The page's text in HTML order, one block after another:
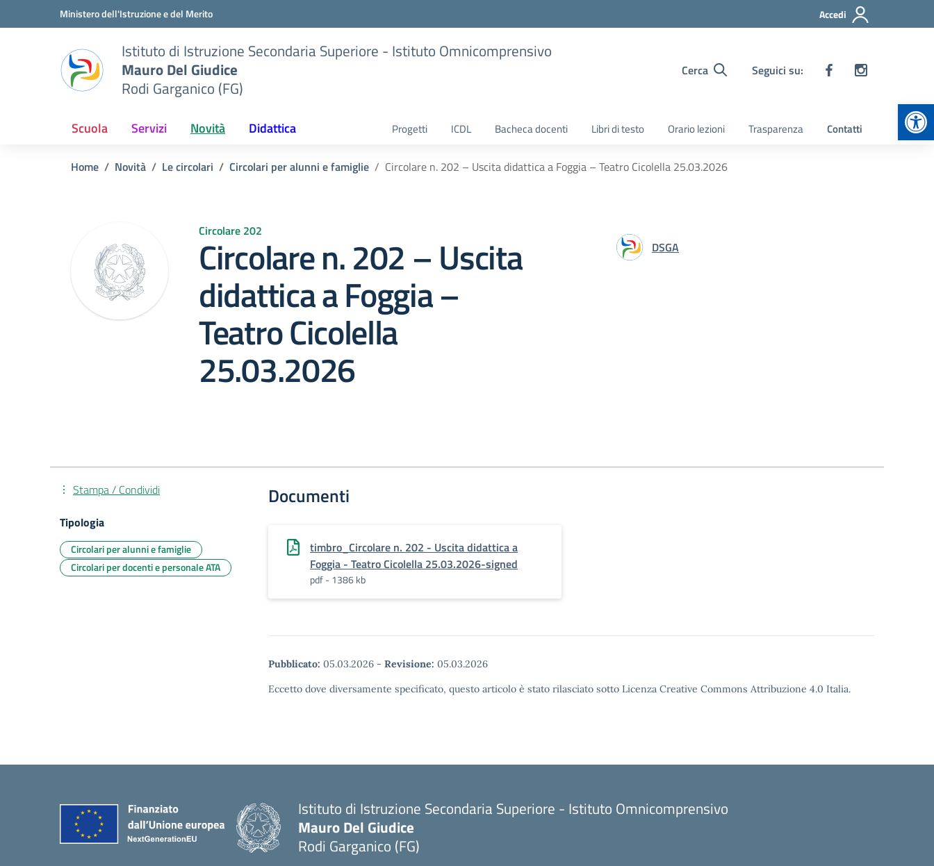
Vai ai contenuti
Vai al menu di navigazioneMinistero dell'Istruzione e del Merito Accedi
Istituto di Istruzione Secondaria Superiore - Istituto Omnicomprensivo
Mauro Del Giudice
Rodi Garganico (FG)
Cerca Seguici su:
Scuola Servizi Novità Didattica Progetti ICDL Bacheca docenti Libri di testo Orario lezioni Trasparenza Contatti
Home Novità Le circolari Circolari per alunni e famiglie Circolare n. 202 – Uscita didattica a Foggia – Teatro Cicolella 25.03.2026
Circolare 202
Circolare n. 202 – Uscita
didattica a Foggia –
Teatro Cicolella
25.03.2026
DSGA
Documenti
timbro_Circolare n. 202 - Uscita didattica a
Foggia - Teatro Cicolella 25.03.2026-signed
pdf - 1386 kb
Pubblicato: 05.03.2026 - Revisione: 05.03.2026
Eccetto dove diversamente specificato, questo articolo è stato rilasciato sotto Licenza Creative Commons Attribuzione 4.0 Italia.
Stampa / Condividi
Tipologia
Circolari per alunni e famiglie
Circolari per docenti e personale ATA
Istituto di Istruzione Secondaria Superiore - Istituto Omnicomprensivo
Mauro Del Giudice
Rodi Garganico (FG)